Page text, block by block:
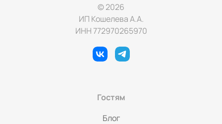
© 2026
ИП Кошелева А.А.
ИНН 772970265970
Гостям
Блог